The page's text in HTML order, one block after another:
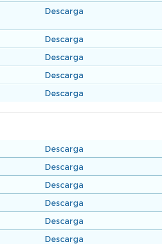
Descarga
Descarga
Descarga
Descarga
Descarga
Descarga
Descarga
Descarga
Descarga
Descarga
Descarga